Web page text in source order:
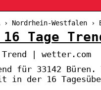
Nordrhein-Westfalen ›
Tage
| wetter.com
für 33142 Büren.
in der 16